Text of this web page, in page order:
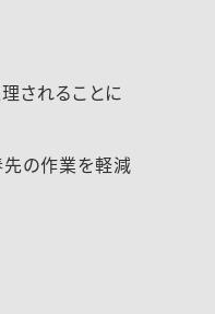
されることに
先の作業を軽減